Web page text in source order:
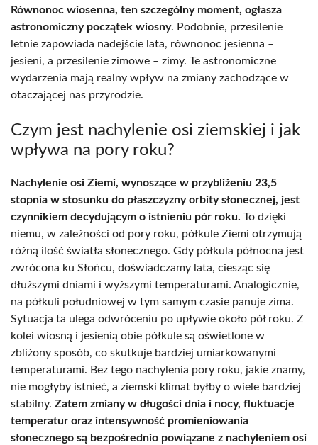
Równonoc wiosenna, ten szczególny moment, ogłasza
astronomiczny początek wiosny. Podobnie, przesilenie
letnie zapowiada nadejście lata, równonoc jesienna –
jesieni, a przesilenie zimowe – zimy. Te astronomiczne
wydarzenia mają realny wpływ na zmiany zachodzące w
otaczającej nas przyrodzie.
Czym jest nachylenie osi ziemskiej i jak
wpływa na pory roku?
Nachylenie osi Ziemi, wynoszące w przybliżeniu 23,5
stopnia w stosunku do płaszczyzny orbity słonecznej, jest
czynnikiem decydującym o istnieniu pór roku. To dzięki
niemu, w zależności od pory roku, półkule Ziemi otrzymują
różną ilość światła słonecznego. Gdy półkula północna jest
zwrócona ku Słońcu, doświadczamy lata, ciesząc się
dłuższymi dniami i wyższymi temperaturami. Analogicznie,
na półkuli południowej w tym samym czasie panuje zima.
Sytuacja ta ulega odwróceniu po upływie około pół roku. Z
kolei wiosną i jesienią obie półkule są oświetlone w
zbliżony sposób, co skutkuje bardziej umiarkowanymi
temperaturami. Bez tego nachylenia pory roku, jakie znamy,
nie mogłyby istnieć, a ziemski klimat byłby o wiele bardziej
stabilny. Zatem zmiany w długości dnia i nocy, fluktuacje
temperatur oraz intensywność promieniowania
słonecznego są bezpośrednio powiązane z nachyleniem osi